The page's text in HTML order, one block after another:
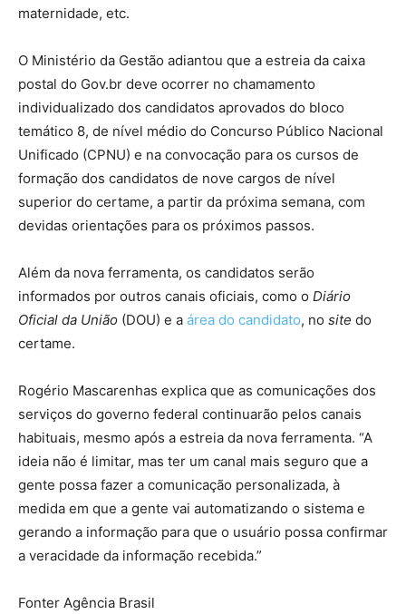
maternidade, etc.
O Ministério da Gestão adiantou que a estreia da caixa
postal do Gov.br deve ocorrer no chamamento
individualizado dos candidatos aprovados do bloco
temático 8, de nível médio do Concurso Público Nacional
Unificado (CPNU) e na convocação para os cursos de
formação dos candidatos de nove cargos de nível
superior do certame, a partir da próxima semana, com
devidas orientações para os próximos passos.
Além da nova ferramenta, os candidatos serão
informados por outros canais oficiais, como o Diário
Oficial da União (DOU) e a área do candidato, no site do
certame.
Rogério Mascarenhas explica que as comunicações dos
serviços do governo federal continuarão pelos canais
habituais, mesmo após a estreia da nova ferramenta. “A
ideia não é limitar, mas ter um canal mais seguro que a
gente possa fazer a comunicação personalizada, à
medida em que a gente vai automatizando o sistema e
gerando a informação para que o usuário possa confirmar
a veracidade da informação recebida.”
Fonter Agência Brasil